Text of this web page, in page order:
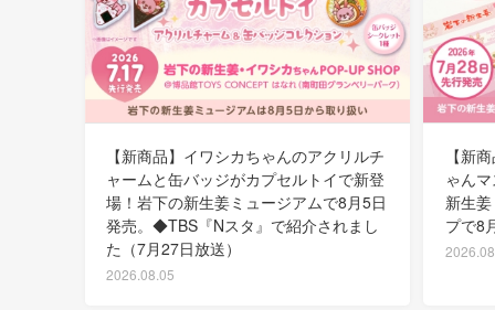
【新商品】イワシカちゃんのアクリルチ
ャームと缶バッジがカプセルトイで新登
場！岩下の新生姜ミュージアムで8月5日
発売。◆TBS『Nスタ』で紹介されまし
た（7月27日放送）
2026.08.05
【新
ゃん
新生
プで8